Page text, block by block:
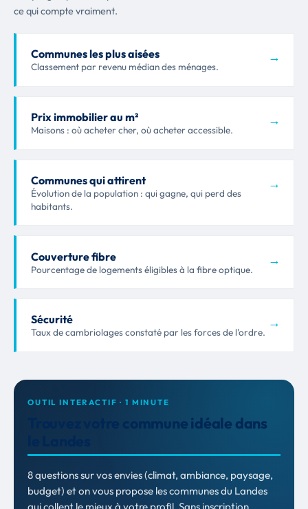
ce qui compte vraiment.
Communes les plus aisées
Classement par revenu médian des ménages.
→
Prix immobilier au m²
Maisons : où acheter cher, où acheter accessible.
→
Communes qui attirent
Évolution de la population : qui gagne, qui perd des
habitants.
→
Couverture fibre
Pourcentage de logements éligibles à la fibre optique.
→
Sécurité
Taux de cambriolages constaté par les forces de l'ordre.
→
OUTIL INTERACTIF · 1 MINUTE
Trouvez votre commune idéale dans
8 questions sur vos envies (climat, ambiance, paysage,
budget) et on vous propose les communes du Landes